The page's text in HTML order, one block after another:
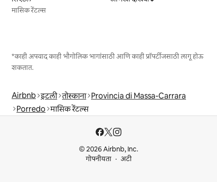
मासिक रेंटल्स
*काही अपवाद काही भौगोलिक भागांसाठी आणि काही प्रॉपर्टीजसाठी लागू होऊ
शकतात.
Airbnb इटली तोस्काना Provincia di Massa-Carrara
Porredo मासिक रेंटल्स
© 2026 Airbnb, Inc.
गोपनीयता
अटी